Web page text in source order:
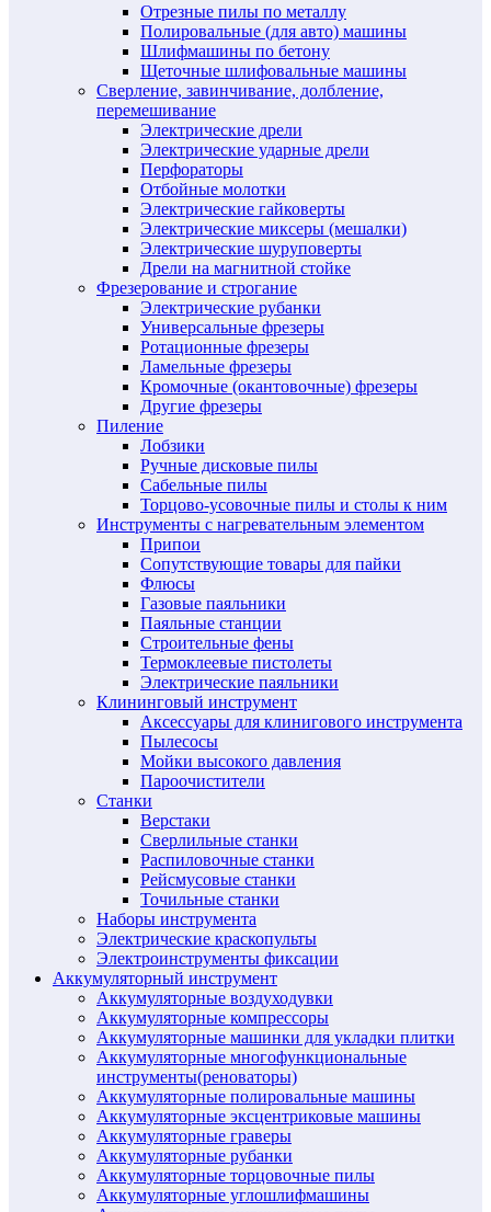
Отрезные пилы по металлу
Полировальные (для авто) машины
Шлифмашины по бетону
Щеточные шлифовальные машины
Сверление, завинчивание, долбление,
перемешивание
Электрические дрели
Электрические ударные дрели
Перфораторы
Отбойные молотки
Электрические гайковерты
Электрические миксеры (мешалки)
Электрические шуруповерты
Дрели на магнитной стойке
Фрезерование и строгание
Электрические рубанки
Универсальные фрезеры
Ротационные фрезеры
Ламельные фрезеры
Кромочные (окантовочные) фрезеры
Другие фрезеры
Пиление
Лобзики
Ручные дисковые пилы
Сабельные пилы
Торцово-усовочные пилы и столы к ним
Инструменты с нагревательным элементом
Припои
Сопутствующие товары для пайки
Флюсы
Газовые паяльники
Паяльные станции
Строительные фены
Термоклеевые пистолеты
Электрические паяльники
Клининговый инструмент
Аксессуары для клинигового инструмента
Пылесосы
Мойки высокого давления
Пароочистители
Станки
Верстаки
Сверлильные станки
Распиловочные станки
Рейсмусовые станки
Точильные станки
Наборы инструмента
Электрические краскопульты
Электроинструменты фиксации
Аккумуляторный инструмент
Аккумуляторные воздуходувки
Аккумуляторные компрессоры
Аккумуляторные машинки для укладки плитки
Аккумуляторные многофункциональные
инструменты(реноваторы)
Аккумуляторные полировальные машины
Аккумуляторные эксцентриковые машины
Аккумуляторные граверы
Аккумуляторные рубанки
Аккумуляторные торцовочные пилы
Аккумуляторные углошлифмашины